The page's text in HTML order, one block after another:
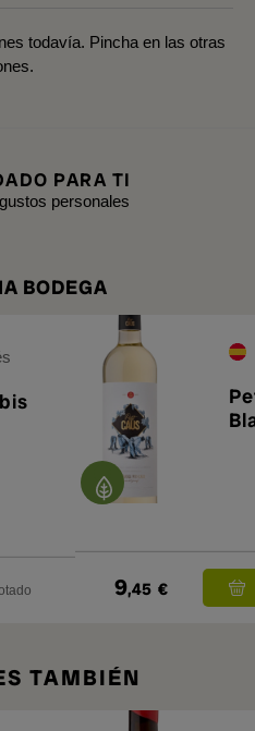
todavía. Pincha en las otras
PARA TI
personales
BODEGA
9,45 €
TAMBIÉN